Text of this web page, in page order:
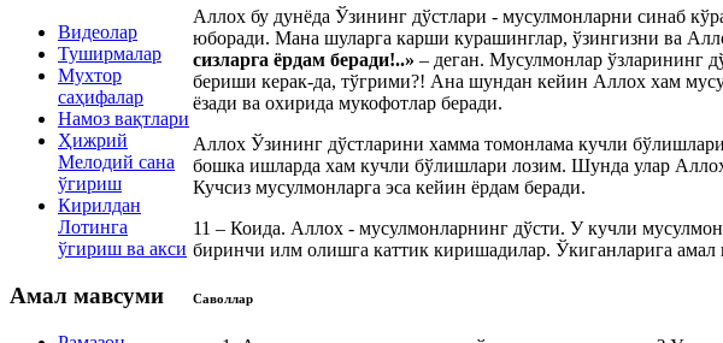
Видеолар
Туширмалар
Мухтор
саҳифалар
Намоз вақтлари
Ҳижрий
Мелодий сана
ўгириш
Кирилдан
Лотинга
ўгириш ва акси
Амал мавсуми
Аллох бу дунёда Ўзининг дўстлари - мусулмонларни синаб
юборади. Мана шуларга карши курашинглар, ўзингизни ва
сизларга ёрдам беради!..» – деган. Мусулмонлар ўзларининг
бериши керак-да, тўгрими?! Ана шундан кейин Аллох хам
ёзади ва охирида мукофотлар беради.
Аллох Ўзининг дўстларини хамма томонлама кучли
бошка ишларда хам кучли бўлишлари лозим. Шунда улар
Кучсиз мусулмонларга эса кейин ёрдам беради.
11 – Коида. Аллох - мусулмонларнинг дўсти. У кучли
биринчи илм олишга каттик киришадилар. Ўкиганларига амал
Саволлар